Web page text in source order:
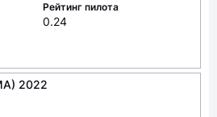
Рейтинг пилота
0.24
2022